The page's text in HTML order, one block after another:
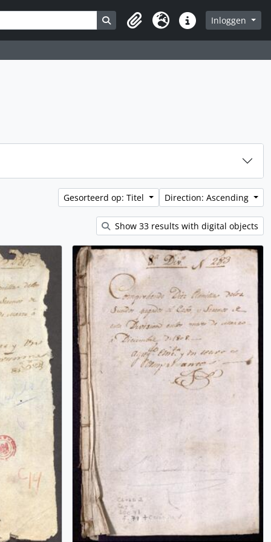
Search in browse page
Clipboard
Taal Quick linksInloggen
Gesorteerd op: Titel Direction: Ascending
Show 33 results with digital objects